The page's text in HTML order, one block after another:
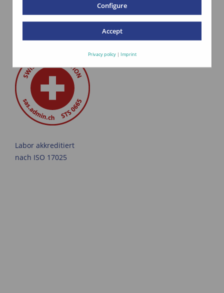
Labor akkreditiert
nach ISO 17025
Configure
Accept
Privacy policy| Imprint